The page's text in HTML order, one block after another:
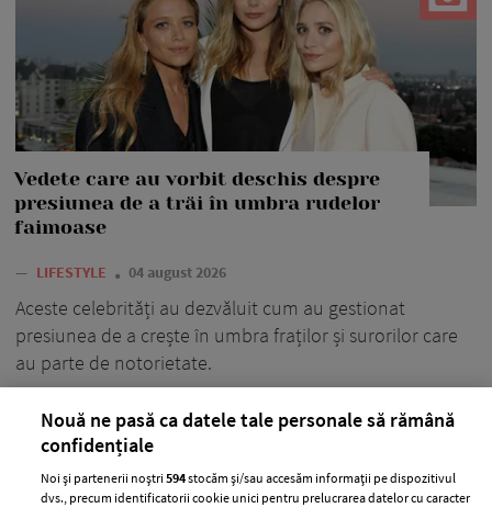
Vedete care au vorbit deschis despre
presiunea de a trăi în umbra rudelor
faimoase
— LIFESTYLE 04 august 2026
Aceste celebrități au dezvăluit cum au gestionat
presiunea de a crește în umbra fraților și surorilor care
au parte de notorietate.
Nouă ne pasă ca datele tale personale să rămână
confidențiale
Noi și partenerii noștri594stocăm și/sau accesăm informații pe dispozitivul
dvs., precum identificatorii cookie unici pentru prelucrarea datelor cu caracter